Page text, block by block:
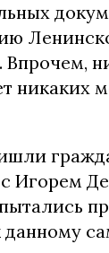
никаких
Игорем